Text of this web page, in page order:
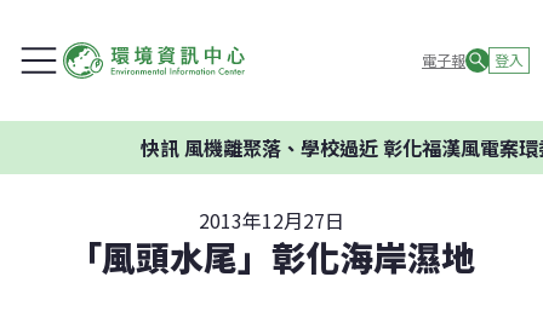
電子報 登入
快訊風機離聚落、學校過近 彰化福漢風電案環委
2013年12月27日
「風頭水尾」彰化海岸濕地